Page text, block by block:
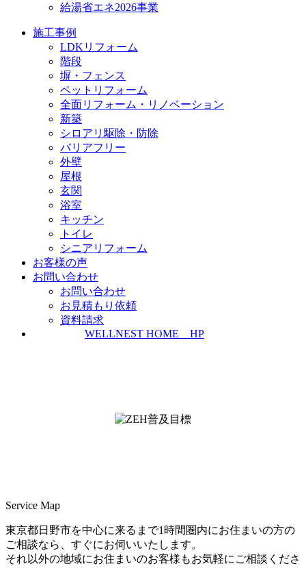
給湯省エネ2026事業
施工事例
LDKリフォーム
階段
塀・フェンス
ペットリフォーム
全面リフォーム・リノベーション
新築
シロアリ駆除・防除
バリアフリー
外壁
屋根
玄関
浴室
キッチン
トイレ
シニアリフォーム
お客様の声
お問い合わせ
お問い合わせ
お見積もり依頼
資料請求
WELLNEST HOME HP
Service Map
東京都日野市を中心に来るまで1時間圏内にお住まいの方の
ご相談なら、すぐにお伺いいたします。
それ以外の地域にお住まいのお客様もお気軽にご相談くださ